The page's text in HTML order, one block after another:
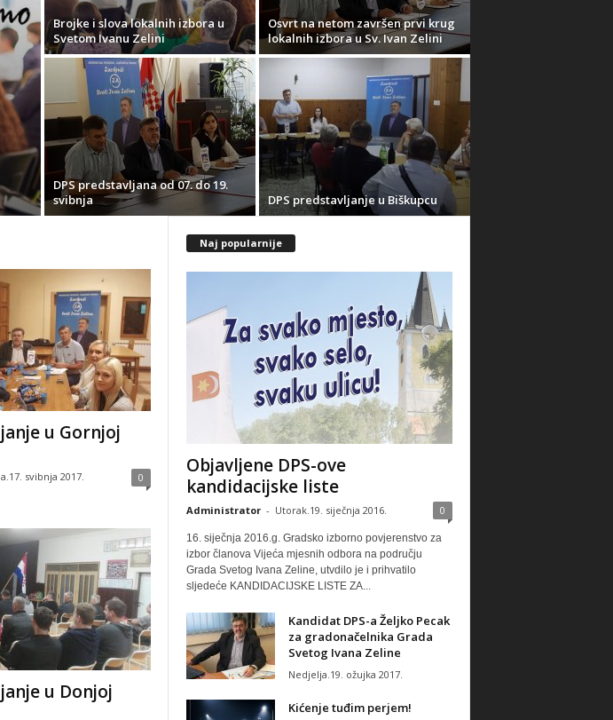
Brojke i slova lokalnih izbora u
Svetom Ivanu Zelini
Osvrt na netom završen prvi krug
lokalnih izbora u Sv. Ivan Zelini
DPS predstavljana od 07. do 19.
svibnja
DPS predstavljanje u Biškupcu
u Gornjoj
svibnja 2017. 0
u Donjoj
Naj popularnije
Objavljene DPS-ove
kandidacijske liste
Administrator - Utorak.19. siječnja 2016. 0
16. siječnja 2016.g. Gradsko izborno povjerenstvo za
izbor članova Vijeća mjesnih odbora na području
Grada Svetog Ivana Zeline, utvdilo je i prihvatilo
sljedeće KANDIDACIJSKE LISTE ZA...
Kandidat DPS-a Željko Pecak
za gradonačelnika Grada
Svetog Ivana Zeline
Nedjelja.19. ožujka 2017.
Kićenje tuđim perjem!